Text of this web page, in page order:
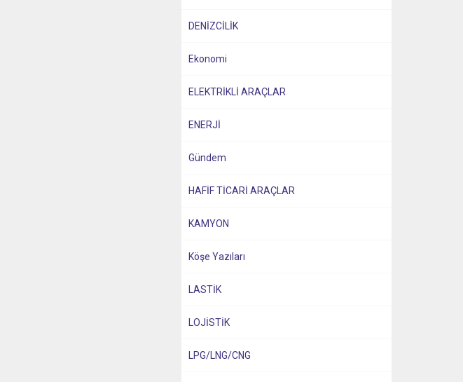
DENİZCİLİK
Ekonomi
ELEKTRİKLİ ARAÇLAR
ENERJİ
Gündem
HAFİF TİCARİ ARAÇLAR
KAMYON
Köşe Yazıları
LASTİK
LOJİSTİK
LPG/LNG/CNG